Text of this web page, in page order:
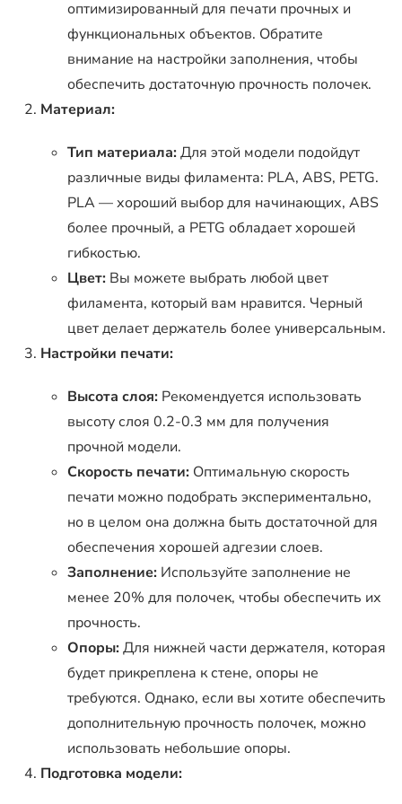
оптимизированный для печати прочных и
функциональных объектов. Обратите
внимание на настройки заполнения, чтобы
обеспечить достаточную прочность полочек.
Материал:
Тип материала:Для этой модели подойдут
различные виды филамента: PLA, ABS, PETG.
PLA — хороший выбор для начинающих, ABS
более прочный, а PETG обладает хорошей
гибкостью.
Цвет: Вы можете выбрать любой цвет
филамента, который вам нравится. Черный
цвет делает держатель более универсальным.
Настройки печати:
Высота слоя: Рекомендуется использовать
высоту слоя 0.2-0.3 мм для получения
прочной модели.
Скорость печати: Оптимальную скорость
печати можно подобрать экспериментально,
но в целом она должна быть достаточной для
обеспечения хорошей адгезии слоев.
Заполнение: Используйте заполнение не
менее 20% для полочек, чтобы обеспечить их
прочность.
Опоры:Для нижней части держателя, которая
будет прикреплена к стене, опоры не
требуются. Однако, если вы хотите обеспечить
дополнительную прочность полочек, можно
использовать небольшие опоры.
Подготовка модели: